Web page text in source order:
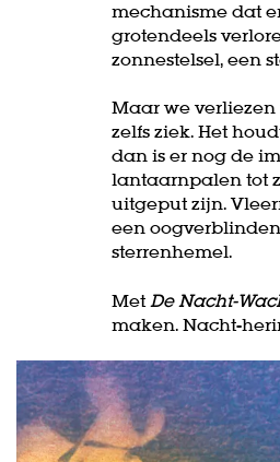
mechanisme dat
grotendeels
zonnestelsel, een
Maar we
zelfs ziek. Het
dan is er nog de
lantaarnpalen tot
uitgeput zijn.
een
sterrenhemel.
Met De Nacht-
maken. Nacht-
Overslaan